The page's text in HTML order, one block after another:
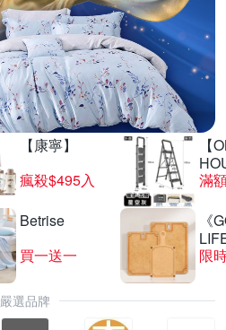
【康寧】
瘋殺$495入
【
滿
Betrise
買一送一
《
限
嚴選品牌